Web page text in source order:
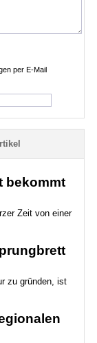
per E-Mail
bekommt
Zeit von einer
zu gründen, ist